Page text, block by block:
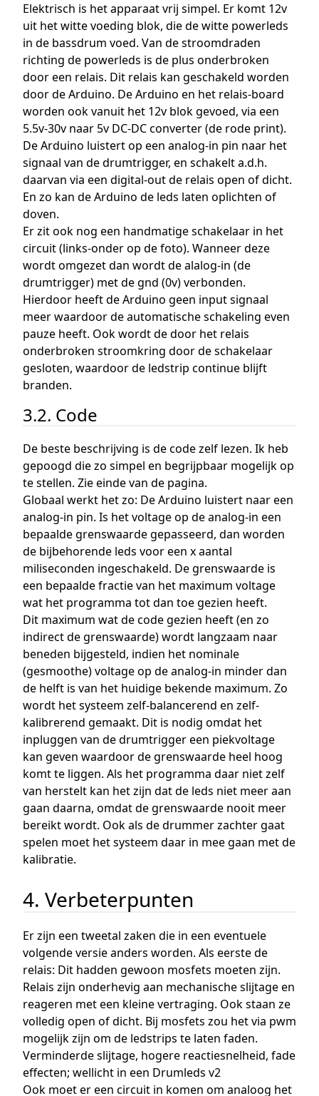
Elektrisch is het apparaat vrij simpel. Er komt 12v
uit het witte voeding blok, die de witte powerleds
in de bassdrum voed. Van de stroomdraden
richting de powerleds is de plus onderbroken
door een relais. Dit relais kan geschakeld worden
door de Arduino. De Arduino en het relais-board
worden ook vanuit het 12v blok gevoed, via een
5.5v-30v naar 5v DC-DC converter (de rode print).
De Arduino luistert op een analog-in pin naar het
signaal van de drumtrigger, en schakelt a.d.h.
daarvan via een digital-out de relais open of dicht.
En zo kan de Arduino de leds laten oplichten of
doven.
Er zit ook nog een handmatige schakelaar in het
circuit (links-onder op de foto). Wanneer deze
wordt omgezet dan wordt de alalog-in (de
drumtrigger) met de gnd (0v) verbonden.
Hierdoor heeft de Arduino geen input signaal
meer waardoor de automatische schakeling even
pauze heeft. Ook wordt de door het relais
onderbroken stroomkring door de schakelaar
gesloten, waardoor de ledstrip continue blijft
branden.
3.2. Code
De beste beschrijving is de code zelf lezen. Ik heb
gepoogd die zo simpel en begrijpbaar mogelijk op
te stellen. Zie einde van de pagina.
Globaal werkt het zo: De Arduino luistert naar een
analog-in pin. Is het voltage op de analog-in een
bepaalde grenswaarde gepasseerd, dan worden
de bijbehorende leds voor een x aantal
miliseconden ingeschakeld. De grenswaarde is
een bepaalde fractie van het maximum voltage
wat het programma tot dan toe gezien heeft.
Dit maximum wat de code gezien heeft (en zo
indirect de grenswaarde) wordt langzaam naar
beneden bijgesteld, indien het nominale
(gesmoothe) voltage op de analog-in minder dan
de helft is van het huidige bekende maximum. Zo
wordt het systeem zelf-balancerend en zelf-
kalibrerend gemaakt. Dit is nodig omdat het
inpluggen van de drumtrigger een piekvoltage
kan geven waardoor de grenswaarde heel hoog
komt te liggen. Als het programma daar niet zelf
van herstelt kan het zijn dat de leds niet meer aan
gaan daarna, omdat de grenswaarde nooit meer
bereikt wordt. Ook als de drummer zachter gaat
spelen moet het systeem daar in mee gaan met de
kalibratie.
4. Verbeterpunten
Er zijn een tweetal zaken die in een eventuele
volgende versie anders worden. Als eerste de
relais: Dit hadden gewoon mosfets moeten zijn.
Relais zijn onderhevig aan mechanische slijtage en
reageren met een kleine vertraging. Ook staan ze
volledig open of dicht. Bij mosfets zou het via pwm
mogelijk zijn om de ledstrips te laten faden.
Verminderde slijtage, hogere reactiesnelheid, fade
effecten; wellicht in een Drumleds v2
Ook moet er een circuit in komen om analoog het